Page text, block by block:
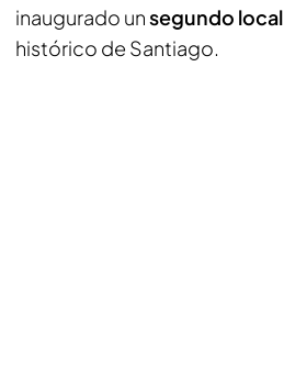
inaugurado unsegundo local
histórico de Santiago.